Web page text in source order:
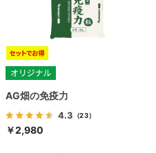
AG畑の免疫力
4.3 （23）
￥2,980